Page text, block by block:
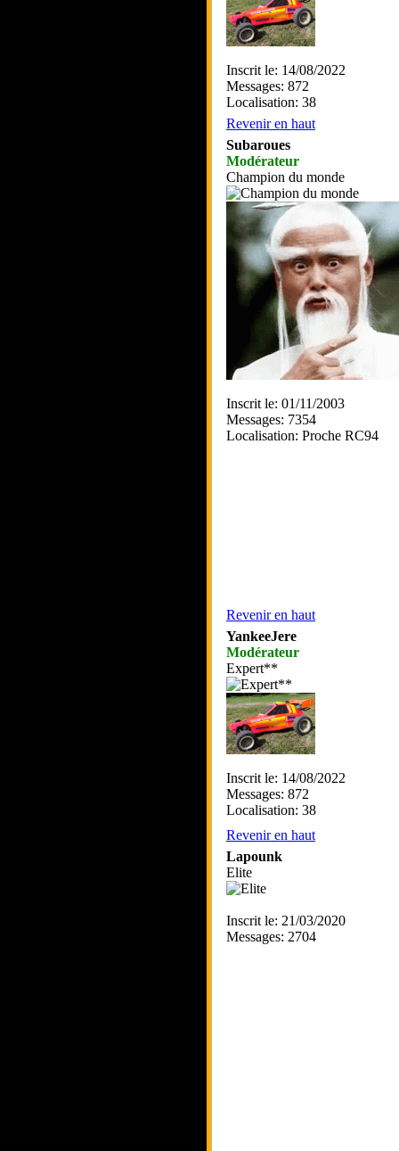
Inscrit le: 14/08/2022
Messages: 872
Localisation: 38
Revenir en haut
Subaroues
Modérateur
Champion du monde
Inscrit le: 01/11/2003
Messages: 7354
Localisation: Proche RC94
Revenir en haut
YankeeJere
Modérateur
Expert**
Inscrit le: 14/08/2022
Messages: 872
Localisation: 38
Revenir en haut
Lapounk
Elite
Inscrit le: 21/03/2020
Messages: 2704